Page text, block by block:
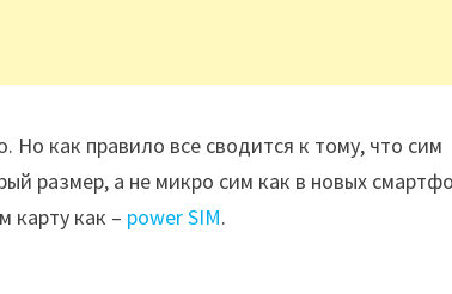
Но как правило все сводится к тому, что сим
размер, а не микро сим как в новых
как – power SIM.